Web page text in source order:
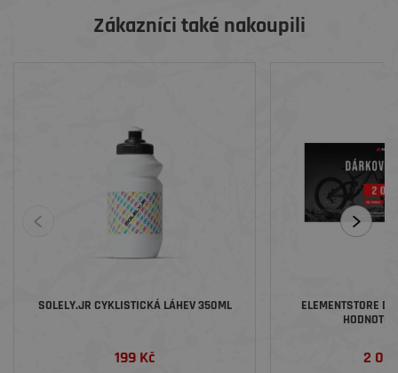
Zákazníci také nakoupili
SOLELY.JR CYKLISTICKÁ LÁHEV 350ML
199 Kč
ELEMENTSTORE
2